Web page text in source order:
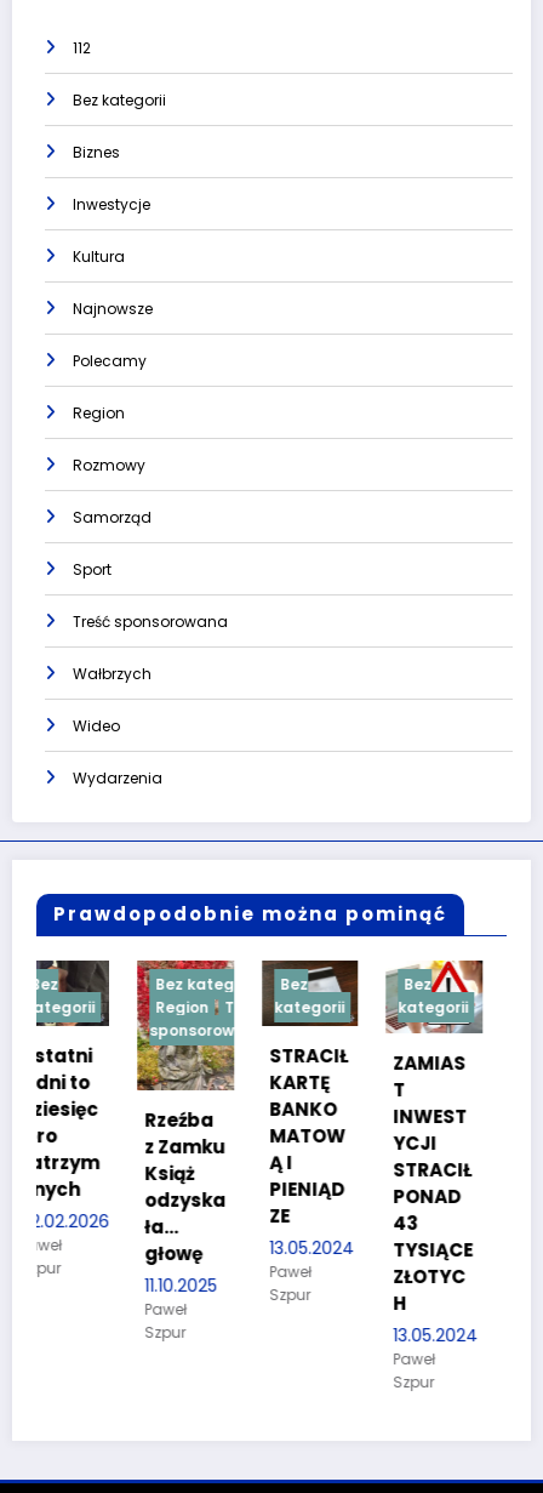
112
Bez kategorii
Biznes
Inwestycje
Kultura
Najnowsze
Polecamy
Region
Rozmowy
Samorząd
Sport
Treść sponsorowana
Wałbrzych
Wideo
Wydarzenia
Prawdopodobnie można pominąć
Bez kategorii
Region
Treść
sponsorowana
Rzeźba
z Zamku
Książ
odzyska
ła…
głowę
Bez
kategorii
STRACIŁ
KARTĘ
BANKO
MATOW
Ą I
PIENIĄD
ZE
13.05.2024
Szpur
Bez
kategorii
ZAMIAS
T
INWEST
YCJI
PONAD
TYSIĄCE
ZŁOTYC
H
Bez
kategorii
TESTY
NOŚCIO
WE DLA
KANDYD
ATÓW
POLICJI
27.03.2024